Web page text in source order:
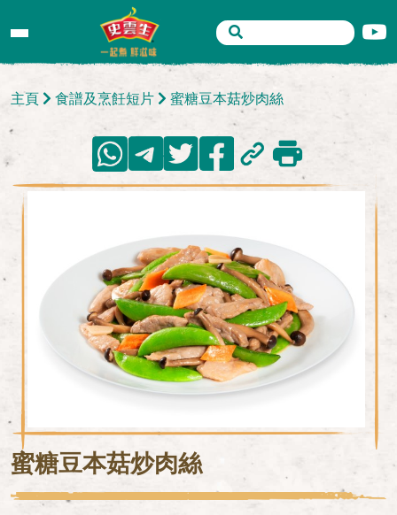
主頁 食譜及烹飪短片 蜜糖豆本菇炒肉絲
蜜糖豆本菇炒肉絲